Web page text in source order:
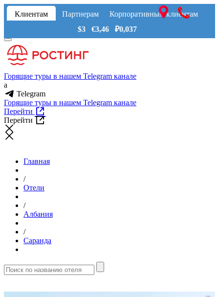
Клиентам Партнерам
Корпоративным клиентам
$3 €3,46 ₽0,037
Горящие туры в нашем Telegram канале
a
Telegram
Горящие туры в нашем Telegram канале
Перейти
Перейти
Главная
/
Отели
/
Албания
/
Саранда